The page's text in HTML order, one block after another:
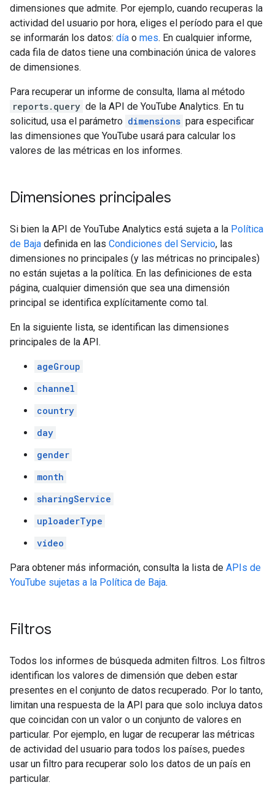
dimensiones que admite. Por ejemplo, cuando recuperas la
actividad del usuario por hora, eliges el período para el que
se informarán los datos: día o mes. En cualquier informe,
cada fila de datos tiene una combinación única de valores
de dimensiones.
Para recuperar un informe de consulta, llama al método
reports.query de la API de YouTube Analytics. En tu
solicitud, usa el parámetro dimensions para especificar
las dimensiones que YouTube usará para calcular los
valores de las métricas en los informes.
Dimensiones principales
Si bien la API de YouTube Analytics está sujeta a la Política
de Baja definida en las Condiciones del Servicio, las
dimensiones no principales (y las métricas no principales)
no están sujetas a la política. En las definiciones de esta
página, cualquier dimensión que sea una dimensión
principal se identifica explícitamente como tal.
En la siguiente lista, se identifican las dimensiones
principales de la API.
ageGroup
channel
country
day
gender
month
sharingService
uploaderType
video
Para obtener más información, consulta la lista de APIs de
YouTube sujetas a la Política de Baja.
Filtros
Todos los informes de búsqueda admiten filtros. Los filtros
identifican los valores de dimensión que deben estar
presentes en el conjunto de datos recuperado. Por lo tanto,
limitan una respuesta de la API para que solo incluya datos
que coincidan con un valor o un conjunto de valores en
particular. Por ejemplo, en lugar de recuperar las métricas
de actividad del usuario para todos los países, puedes
usar un filtro para recuperar solo los datos de un país en
particular.